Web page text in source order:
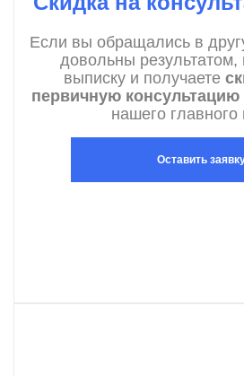
Если вы обращались в
довольны результатом,
выписку и получаете
первичную консультацию
нашего главного
Оставить